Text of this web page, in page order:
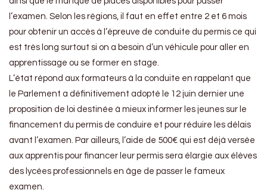
l’examen. Selon les régions, il faut en effet entre 2 et 6 mois
pour obtenir un accès à l’épreuve de conduite du permis ce qui
est très long surtout si on a besoin d’un véhicule pour aller en
apprentissage ou se former en stage.
L’état répond aux formateurs à la conduite en rappelant que
le Parlement a définitivement adopté le 12 juin dernier une
proposition de loi destinée à mieux informer les jeunes sur le
financement du permis de conduire et pour réduire les délais
avant l’examen. Par ailleurs, l’aide de 500€ qui est déjà versée
aux apprentis pour financer leur permis sera élargie aux élèves
des lycées professionnels en âge de passer le fameux
examen.